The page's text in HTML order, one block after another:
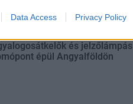
Data Access Privacy Policy
és jelzőlámpás
épül Angyalföldön